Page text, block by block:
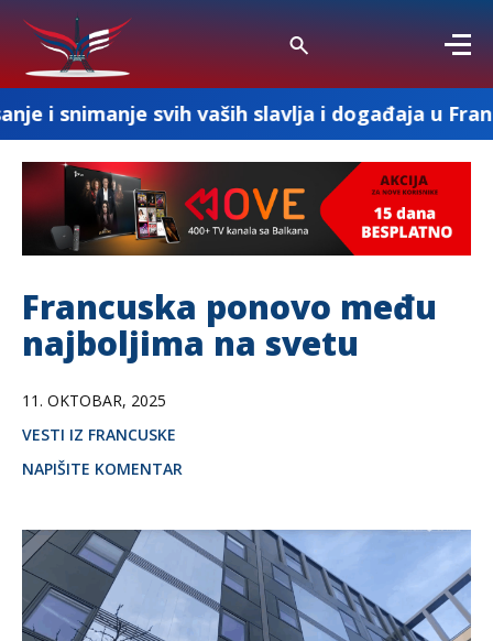
svih vaših slavlja i događaja u Francuskoj
Francuska ponovo među
najboljima na svetu
11. OKTOBAR, 2025
VESTI IZ FRANCUSKE
NAPIŠITE KOMENTAR